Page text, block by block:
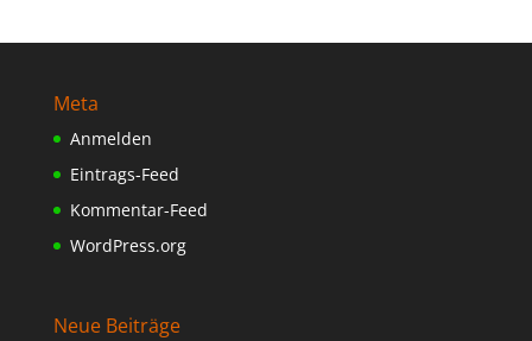
Meta
Anmelden
Eintrags-Feed
Kommentar-Feed
WordPress.org
Neue Beiträge